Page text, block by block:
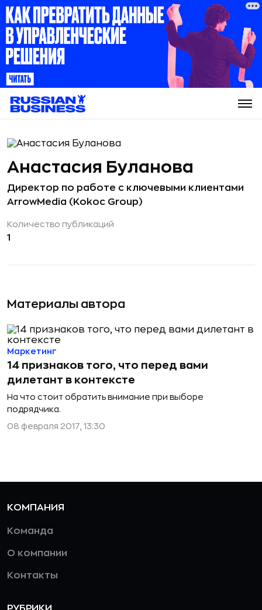
Материалы автора
14 признаков того, что перед вами
дилетант в контексте
На что стоит обратить внимание при выборе
подрядчика.
Маркетинг
08 февраля 2017, 13:30
Анастасия Буланова
Директор по работе с ключевыми клиентами
ArrowMedia (Kokoc Group)
Количество публикаций
1
КОМПАНИЯ
Команда
О компании
Контакты